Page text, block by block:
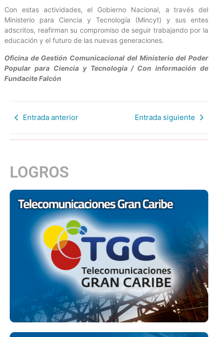
Con estas actividades, el Gobierno Nacional, a través del
Ministerio para Ciencia y Tecnología (Mincyt) y sus entes
adscritos, reafirman su compromiso de seguir trabajando por la
educación y el futuro de las nuevas generaciones.
Oficina de Gestión Comunicacional del Ministerio del Poder
Popular para Ciencia y Tecnología / Con información de
Fundacite Falcón
Entrada anterior Entrada siguiente
LOGROS